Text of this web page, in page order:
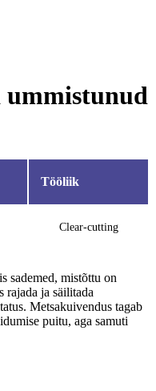
ummistunud
Tööliik
Clear-cutting
sademed, mistõttu on
rajada ja säilitada
Metsakuivendus tagab
puitu, aga samuti